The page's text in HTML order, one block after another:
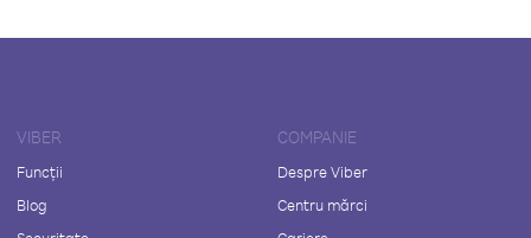
VIBER
Funcții
Blog
COMPANIE
Despre Viber
Centru mărci